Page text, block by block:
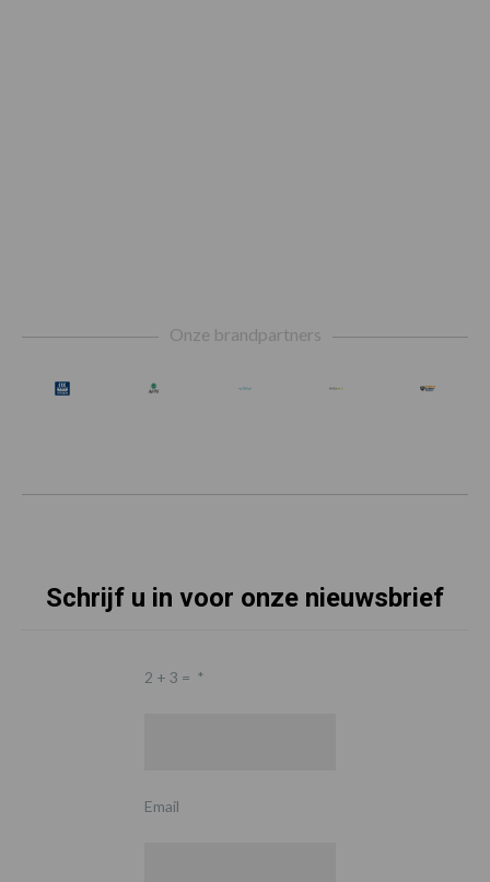
Onze brandpartners
Schrijf u in voor onze nieuwsbrief
2 + 3 = *
Email